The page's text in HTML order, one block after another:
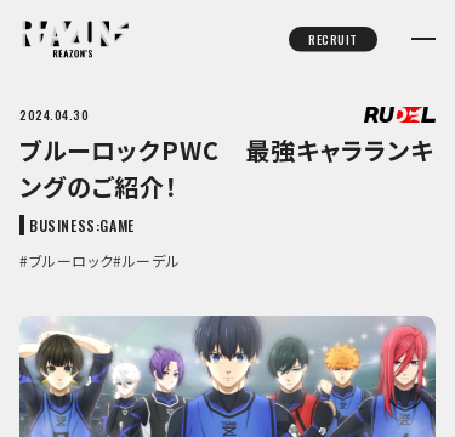
Reazon’s
OFFICIAL
RECRUIT
RECRUIT
COMPANY
REAZON HOLDINGS, INC.
ADREA, INC.
RUDEL, INC.
MENU, INC.
TECHTEC, INC.
REAZON SINGAPORE PTE. LTD.
REAZON MALAYSIA SDN. BHD.
REAZON VIETNAM COMPANY LIMITED
NEWT, INC.
BUSINESS
2024.04.30
ブルーロックPWC 最強キャラランキ
ングのご紹介！
BUSINESS:GAME
#ブルーロック#ルーデル